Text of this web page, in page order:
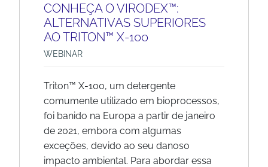
CONHEÇA O VIRODEX™:
ALTERNATIVAS SUPERIORES
AO TRITON™ X-100
WEBINAR
Triton™ X-100, um detergente
comumente utilizado em bioprocessos,
foi banido na Europa a partir de janeiro
de 2021, embora com algumas
exceções, devido ao seu danoso
impacto ambiental. Para abordar essa